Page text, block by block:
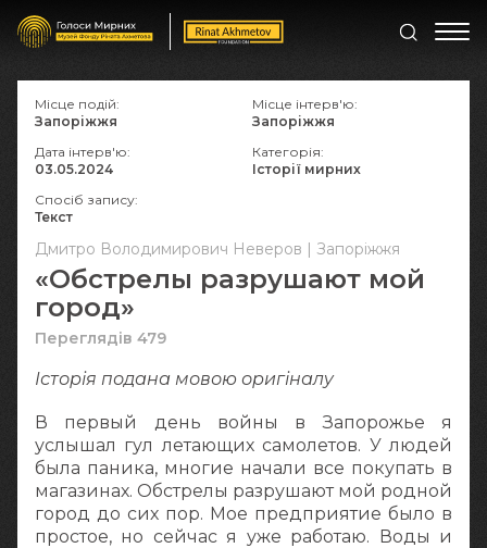
Дмитро Володимирович Неверов | Запоріжжя
«Обстрелы разрушают мой
город»
Переглядів 479
Історія подана мовою оригіналy
В первый день войны в Запорожье я
услышал гул летающих самолетов. У людей
была паника, многие начали все покупать в
магазинах. Обстрелы разрушают мой родной
город до сих пор. Мое предприятие было в
простое, но сейчас я уже работаю. Воды и
Місце подій:
Запоріжжя
Місце інтерв'ю:
Запоріжжя
Дата інтерв'ю:
03.05.2024
Категорія:
Історії мирних
Спосіб запису:
Текст